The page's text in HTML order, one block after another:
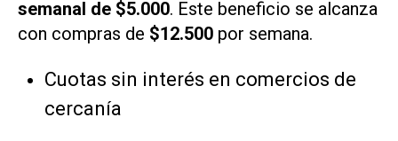
semanal de $5.000. Este beneficio se alcanza
con compras de $12.500 por semana.
Cuotas sin interés en comercios de
cercanía